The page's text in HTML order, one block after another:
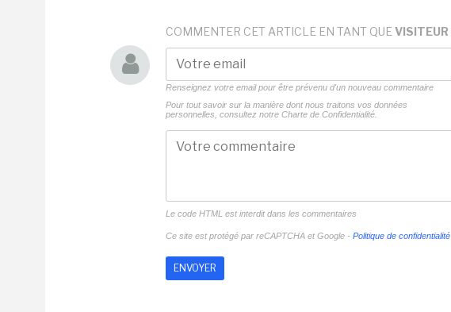
COMMENTER CET ARTICLE EN TANT QUE VISITEUR
Renseignez votre email pour être prévenu d'un nouveau commentaire
Pour tout savoir sur la manière dont nous traitons vos données
personnelles, consultez notre Charte de Confidentialité.
Le code HTML est interdit dans les commentaires
Ce site est protégé par reCAPTCHA et Google - Politique de confidentialité